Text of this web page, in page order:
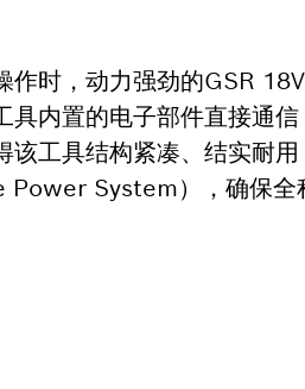
作时，动力强劲的GSR
内置的电子部件直接通
工具结构紧凑、结实耐
System），确保全